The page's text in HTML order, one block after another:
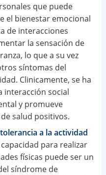
que puede
el bienestar emocional
de interacciones
la sensación de
lo que a su vez
síntomas del
Clinicamente, se ha
interacción social
y promueve
salud positivos.
a la actividad
para realizar
físicas puede ser un
síndrome de